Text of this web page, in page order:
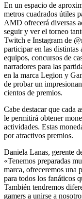
En un espacio de
metros cuadrados útiles
AMD ofrecerá diversas
seguir y ver el torneo
Twitch e Instagram de
participar en las distintas
equipos, concursos de
narradores para las
en la marca Legion y
de probar un
cientos de premios.
Cabe destacar que cada
le permitirá obtener
actividades. Estas
por atractivos premios.
Daniela Lanas, gerente
«Tenemos preparadas
marca, ofreceremos una
para todos los fanáticos
También tendremos
gamers a unirse a